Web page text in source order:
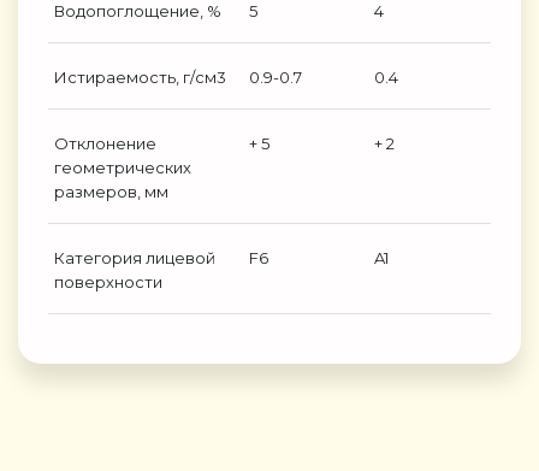
Водопоглощение, % 5 4
Истираемость, г/см3 0.9-0.7 0.4
Отклонение
геометрических
размеров, мм
+ 5 + 2
Категория лицевой
поверхности
F6 A1